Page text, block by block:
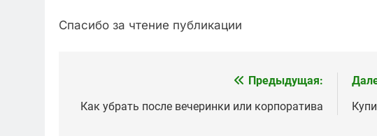
Спасибо за чтение публикации
по
Предыдущая:
Как убрать после вечеринки или корпоратива